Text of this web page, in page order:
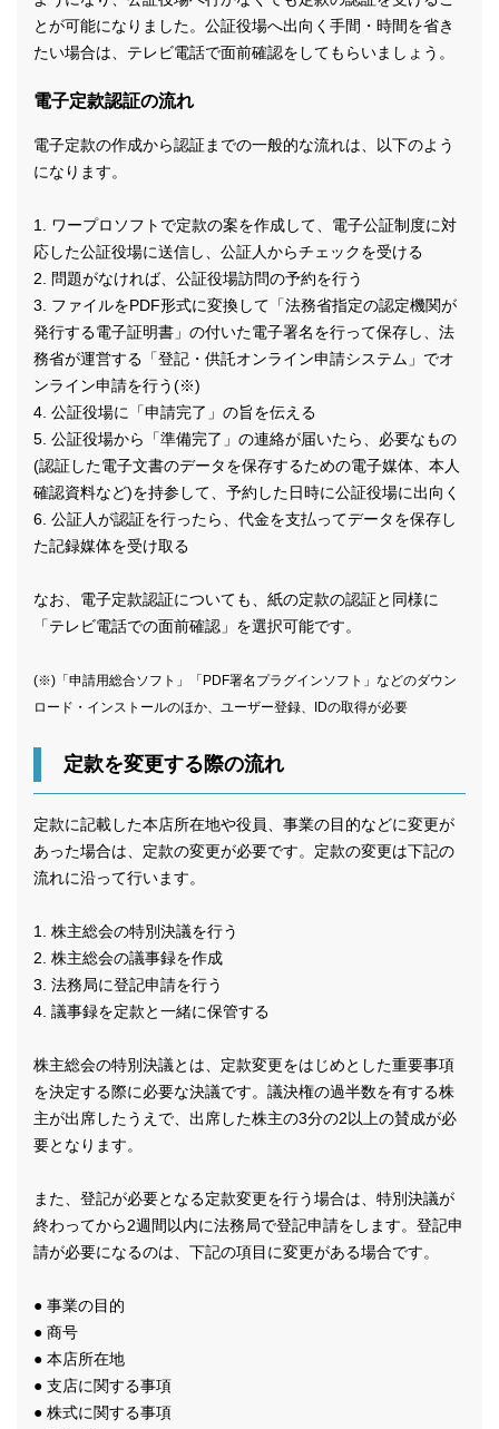
とが可能になりました。公証役場へ出向く手間・時間を省き
たい場合は、テレビ電話で面前確認をしてもらいましょう。
電子定款認証の流れ
電子定款の作成から認証までの一般的な流れは、以下のよう
になります。
1. ワープロソフトで定款の案を作成して、電子公証制度に対
応した公証役場に送信し、公証人からチェックを受ける
2. 問題がなければ、公証役場訪問の予約を行う
3. ファイルをPDF形式に変換して「法務省指定の認定機関が
発行する電子証明書」の付いた電子署名を行って保存し、法
務省が運営する「登記・供託オンライン申請システム」でオ
ンライン申請を行う(※)
4. 公証役場に「申請完了」の旨を伝える
5. 公証役場から「準備完了」の連絡が届いたら、必要なもの
(認証した電子文書のデータを保存するための電子媒体、本人
確認資料など)を持参して、予約した日時に公証役場に出向く
6. 公証人が認証を行ったら、代金を支払ってデータを保存し
た記録媒体を受け取る
なお、電子定款認証についても、紙の定款の認証と同様に
「テレビ電話での面前確認」を選択可能です。
(※)「申請用総合ソフト」「PDF署名プラグインソフト」などのダウン
ロード・インストールのほか、ユーザー登録、IDの取得が必要
定款を変更する際の流れ
定款に記載した本店所在地や役員、事業の目的などに変更が
あった場合は、定款の変更が必要です。定款の変更は下記の
流れに沿って行います。
1. 株主総会の特別決議を行う
2. 株主総会の議事録を作成
3. 法務局に登記申請を行う
4. 議事録を定款と一緒に保管する
株主総会の特別決議とは、定款変更をはじめとした重要事項
を決定する際に必要な決議です。議決権の過半数を有する株
主が出席したうえで、出席した株主の3分の2以上の賛成が必
要となります。
また、登記が必要となる定款変更を行う場合は、特別決議が
終わってから2週間以内に法務局で登記申請をします。登記申
請が必要になるのは、下記の項目に変更がある場合です。
● 事業の目的
● 商号
● 本店所在地
● 支店に関する事項
● 株式に関する事項